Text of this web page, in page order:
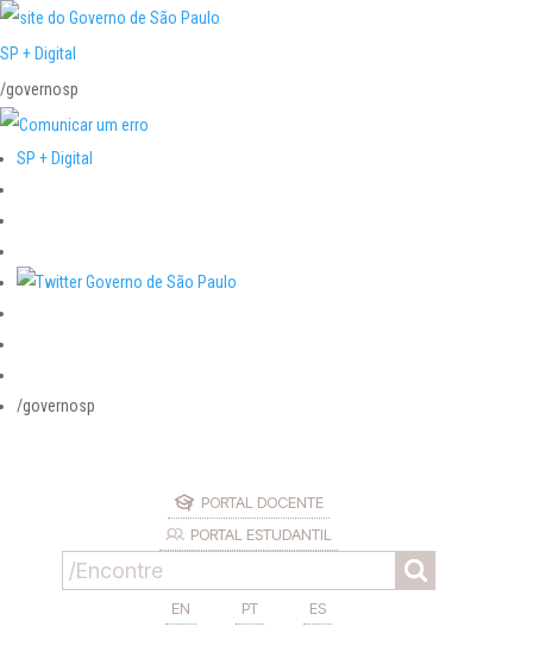
SP + Digital
/governosp
SP + Digital
/governosp
PORTAL DOCENTE
PORTAL ESTUDANTIL
EN PT ES